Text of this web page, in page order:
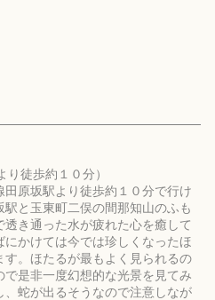
徒歩約１０分）
原坂駅より徒歩約１０分で行け
と玉東町二俣の間那知山のふも
き通った水が疲れた心を癒して
にかけては今では珍しくなったほ
。ほたるが最もよく見られるの
是非一度幻想的な光景を見てみ
蛇が出るそうなので注意しなが